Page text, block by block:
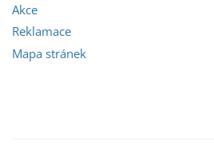
Akce
Reklamace
Mapa stránek